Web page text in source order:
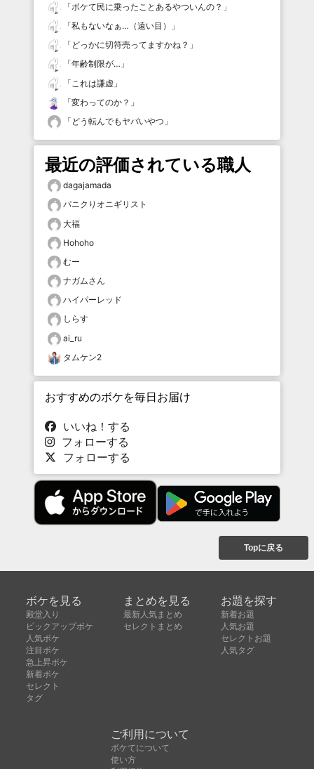
「ボケて民に乗ったことあるやついんの？ 」
「私もないなぁ…（遠い目）
」
「 どっかに切符売ってますかね？ 」
「年齢制限が… 」
「 これは謙虚 」
「変わってのか？ 」
「 どう転んでもヤバいやつ 」
最近の評価されている職人
dagajamada
パニクりオニギリスト
大福
Hohoho
むー
ナガムさん
ハイパーレッド
しらす
ai_ru
タムケン2
おすすめのボケを毎日お届け
いいね！する
フォローする
フォローする
Topに戻る
ボケを見る
殿堂入り
ピックアップボケ
人気ボケ
注目ボケ
急上昇ボケ
新着ボケ
セレクト
タグ
まとめを見る
最新人気まとめ
セレクトまとめ
お題を探す
新着お題
人気お題
セレクトお題
人気タグ
ご利用について
ボケてについて
使い方